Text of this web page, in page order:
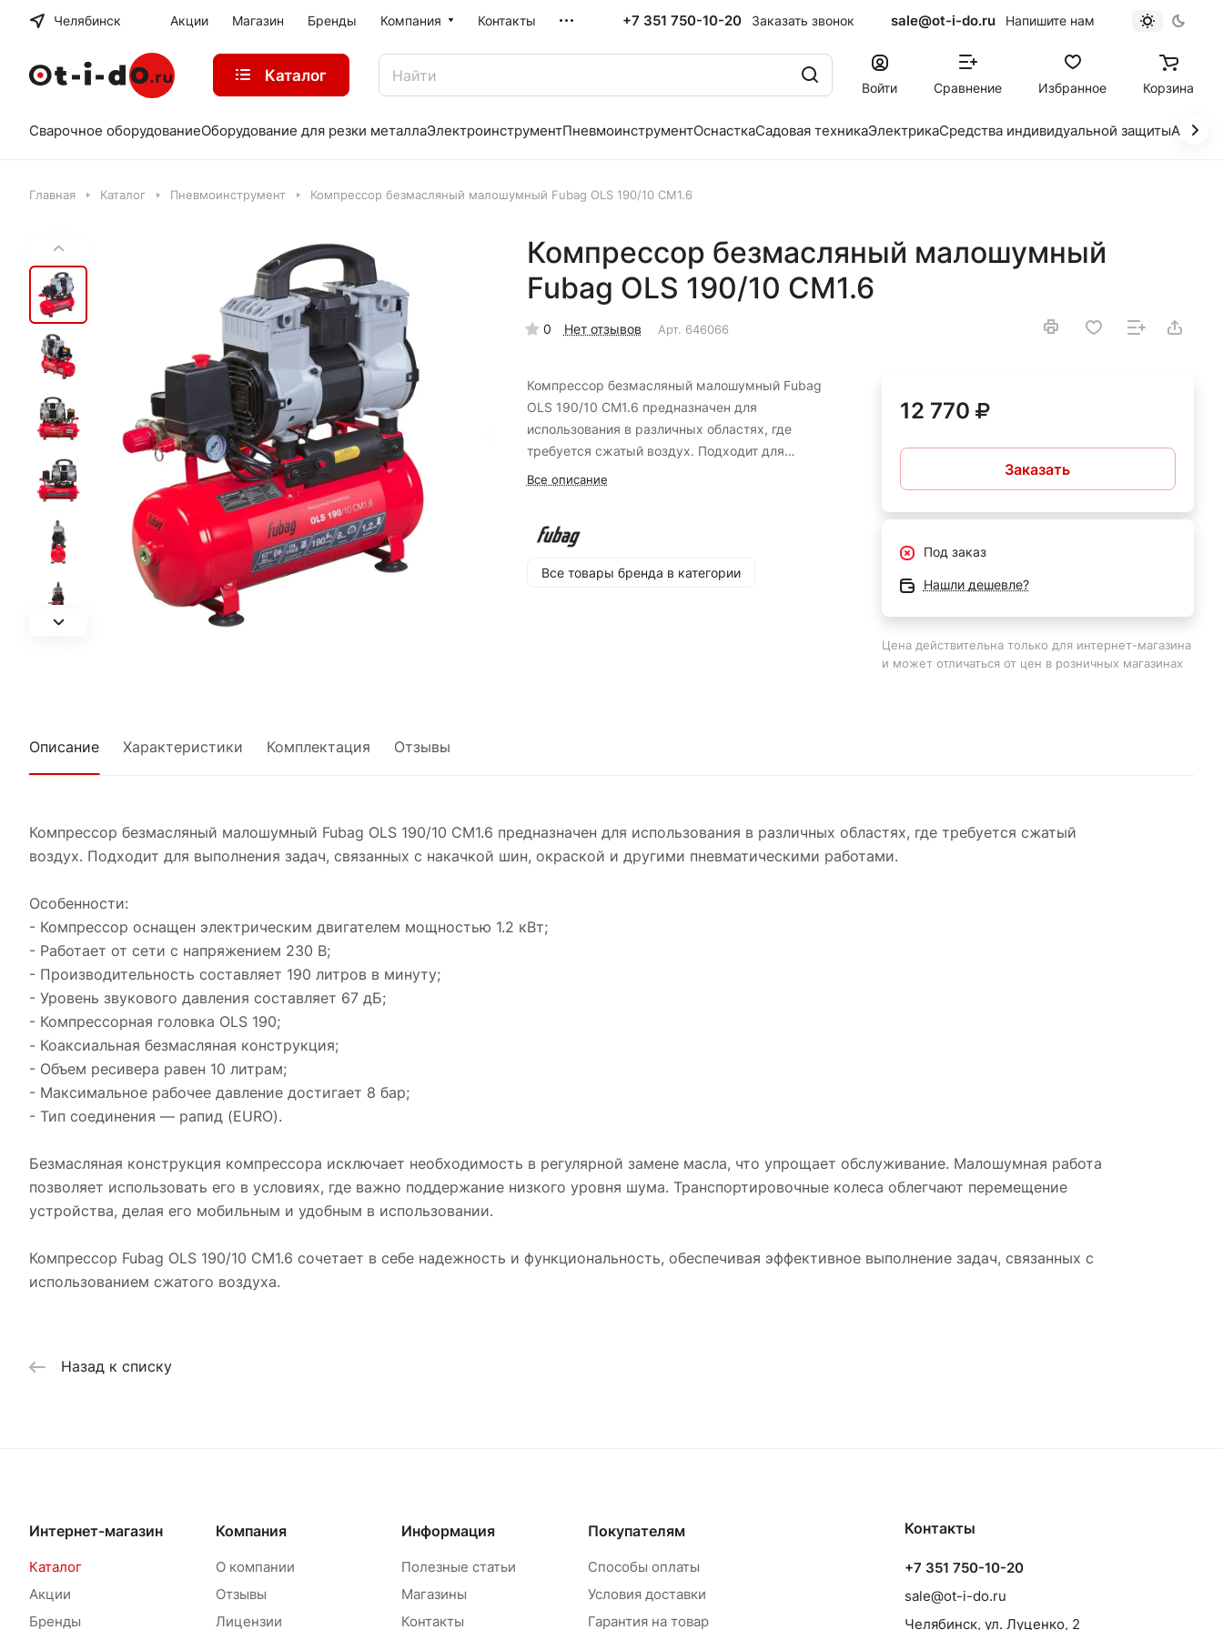
Челябинск Акции Магазин Бренды Компания Контакты +7 351 750-10-20 Заказать звонок sale@ot-i-do.ru Напишите нам
Каталог
Войти Сравнение Избранное Корзина
Сварочное оборудованиеОборудование для резки металлаЭлектроинструментПневмоинструментОснасткаСадовая техникаЭлектрикаСредства индивидуальной защиты
Главная Каталог Пневмоинструмент Компрессор безмасляный малошумный Fubag OLS 190/10 CM1.6
Компрессор безмасляный малошумный
Fubag OLS 190/10 CM1.6
0 Нет отзывов Арт. 646066
Компрессор безмасляный малошумный Fubag
OLS 190/10 CM1.6 предназначен для
использования в различных областях, где
требуется сжатый воздух. Подходит для
выполнения задач, связанных с накачкой шин,
Особенности:
двигателем мощностью 1.2 кВт;
Безмасляная конструкция компрессора
исключает необходимость в регулярной замене
где важно поддержание низкого уровня шума.
Все описание
Все товары бренда в категории
12 770
Заказать
Под заказ
Нашли дешевле?
Цена действительна только для интернет-магазина
и может отличаться от цен в розничных магазинах
Описание Характеристики Комплектация Отзывы
Компрессор безмасляный малошумный Fubag OLS 190/10 CM1.6 предназначен для использования в различных областях, где требуется сжатый
воздух. Подходит для выполнения задач, связанных с накачкой шин, окраской и другими пневматическими работами.
Особенности:
- Компрессор оснащен электрическим двигателем мощностью 1.2 кВт;
- Работает от сети с напряжением 230 В;
- Производительность составляет 190 литров в минуту;
- Уровень звукового давления составляет 67 дБ;
- Компрессорная головка OLS 190;
- Коаксиальная безмасляная конструкция;
- Объем ресивера равен 10 литрам;
- Максимальное рабочее давление достигает 8 бар;
- Тип соединения — рапид (EURO).
Безмасляная конструкция компрессора исключает необходимость в регулярной замене масла, что упрощает обслуживание. Малошумная работа
позволяет использовать его в условиях, где важно поддержание низкого уровня шума. Транспортировочные колеса облегчают перемещение
устройства, делая его мобильным и удобным в использовании.
Компрессор Fubag OLS 190/10 CM1.6 сочетает в себе надежность и функциональность, обеспечивая эффективное выполнение задач, связанных с
использованием сжатого воздуха.
Назад к списку
Интернет-магазин
Каталог
Акции
Бренды
Компания
О компании
Отзывы
Лицензии
Информация
Полезные статьи
Магазины
Контакты
Покупателям
Способы оплаты
Условия доставки
Гарантия на товар
Контакты
+7 351 750-10-20
sale@ot-i-do.ru
Челябинск, ул. Луценко, 2